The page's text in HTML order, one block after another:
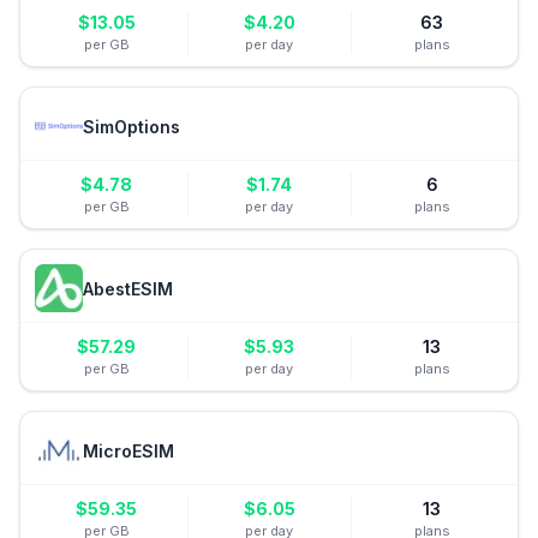
$13.05
per GB
$4.20
per day
63
plans
SimOptions
$4.78
per GB
$1.74
per day
6
plans
AbestESIM
$57.29
per GB
$5.93
per day
13
plans
MicroESIM
$59.35
per GB
$6.05
per day
13
plans